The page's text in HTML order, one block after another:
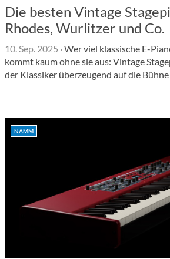
Die besten Vintage
Rhodes, Wurlitzer und Co.
10. Sep. 2025 ·Wer viel klassische E-
kommt kaum ohne sie aus: Vintage
der Klassiker überzeugend auf die
NAMM